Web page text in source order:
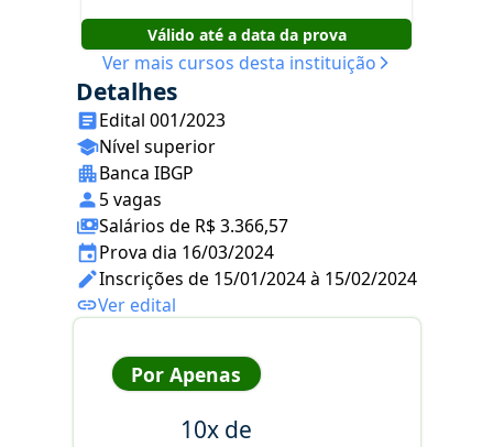
Válido até a data da prova
Ver mais cursos desta instituição
Detalhes
Edital 001/2023
Nível superior
Banca IBGP
5 vagas
Salários de R$ 3.366,57
Prova dia 16/03/2024
Inscrições de 15/01/2024 à 15/02/2024
Ver edital
Por Apenas
10x de